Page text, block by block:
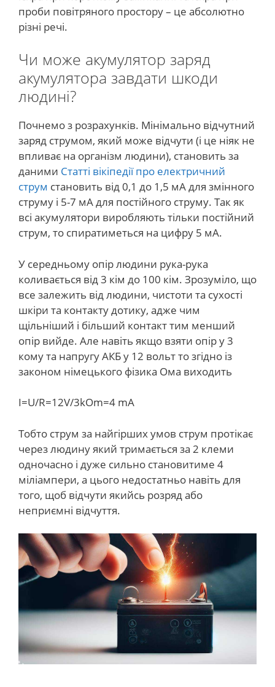
проби повітряного простору – це абсолютно
різні речі.
Чи може акумулятор заряд
акумулятора завдати шкоди
людині?
Почнемо з розрахунків. Мінімально відчутний
заряд струмом, який може відчути (і це ніяк не
впливає на організм людини), становить за
даними Статті вікіпедії про електричний
струм становить від 0,1 до 1,5 мА для змінного
струму і 5-7 мА для постійного струму. Так як
всі акумулятори виробляють тільки постійний
струм, то спиратиметься на цифру 5 мА.
У середньому опір людини рука-рука
коливається від 3 кім до 100 кім. Зрозуміло, що
все залежить від людини, чистоти та сухості
шкіри та контакту дотику, адже чим
щільніший і більший контакт тим менший
опір вийде. Але навіть якщо взяти опір у 3
кому та напругу АКБ у 12 вольт то згідно із
законом німецького фізика Ома виходить
I=U/R=12V/3kOm=4 mA
Тобто струм за найгірших умов струм протікає
через людину який тримається за 2 клеми
одночасно і дуже сильно становитиме 4
міліампери, а цього недостатньо навіть для
того, щоб відчути якийсь розряд або
неприємні відчуття.